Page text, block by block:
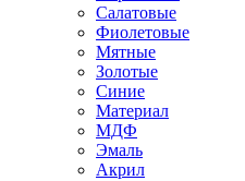
Салатовые
Фиолетовые
Мятные
Золотые
Синие
Материал
МДФ
Эмаль
Акрил